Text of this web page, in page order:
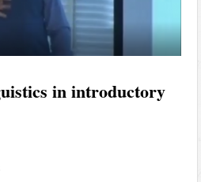
in introductory